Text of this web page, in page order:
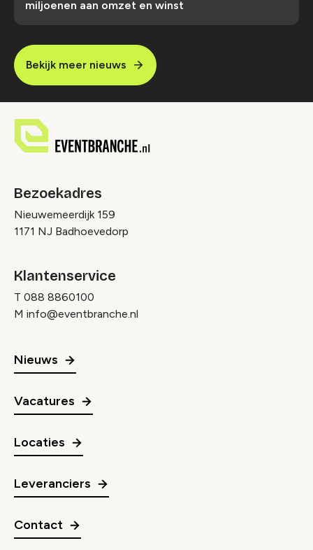
miljoenen aan omzet en winst
Bekijk meer nieuws
Bezoekadres
Nieuwemeerdijk 159
1171 NJ Badhoevedorp
Klantenservice
T 088 8860100
M info@eventbranche.nl
Nieuws
Vacatures
Locaties
Leveranciers
Contact